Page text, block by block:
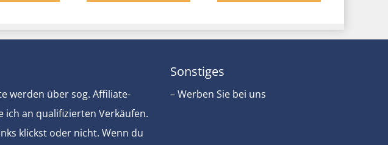
werden über sog. Affiliate-
ich an qualifizierten Verkäufen.
klickst oder nicht. Wenn du
Sonstiges
– Werben Sie bei uns